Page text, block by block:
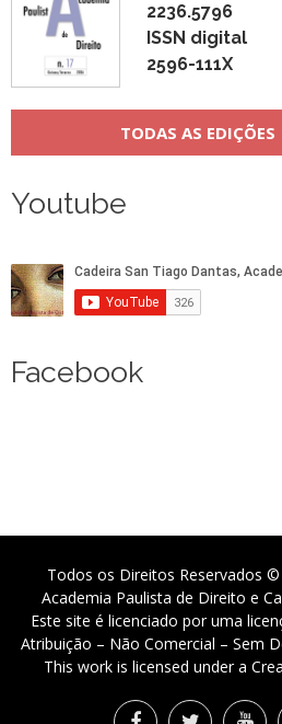
2236.5796
ISSN digital
2596-111X
TODAS AS EDIÇÕES
Youtube
Facebook
Todos os Direitos Reservados ©
Academia Paulista de Direito e
Este site é licenciado por uma
Atribuição – Não Comercial – Sem
This work is licensed under a